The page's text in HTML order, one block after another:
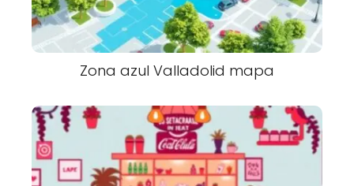
Zona azul Valladolid mapa